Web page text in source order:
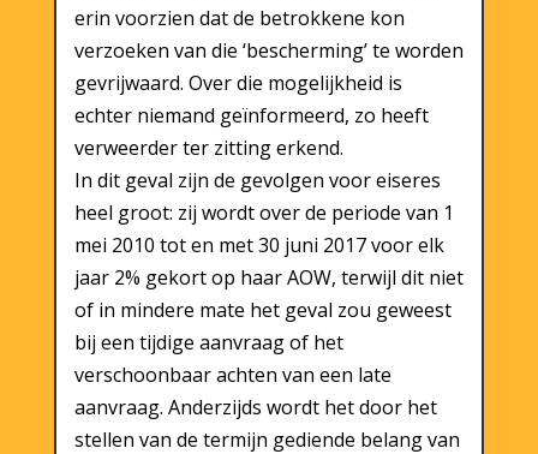
erin voorzien dat de betrokkene kon
verzoeken van die ‘bescherming’ te worden
gevrijwaard. Over die mogelijkheid is
echter niemand geïnformeerd, zo heeft
verweerder ter zitting erkend.
In dit geval zijn de gevolgen voor eiseres
heel groot: zij wordt over de periode van 1
mei 2010 tot en met 30 juni 2017 voor elk
jaar 2% gekort op haar AOW, terwijl dit niet
of in mindere mate het geval zou geweest
bij een tijdige aanvraag of het
verschoonbaar achten van een late
aanvraag. Anderzijds wordt het door het
stellen van de termijn gediende belang van